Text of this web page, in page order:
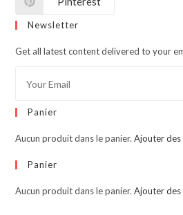
Newsletter
Get all latest content delivered to your
Panier
Aucun produit dans le panier.Ajouter
Panier
Aucun produit dans le panier.Ajouter